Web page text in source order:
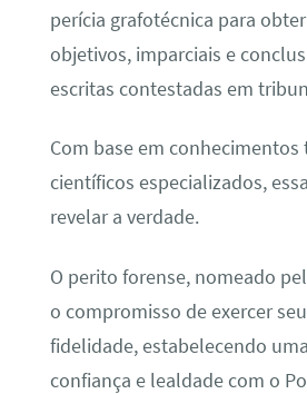
perícia grafotécnica para
objetivos, imparciais e
escritas contestadas em
Com base em conhecimentos
científicos especializados,
revelar a verdade.
O perito forense, nomeado
o compromisso de exercer
fidelidade, estabelecendo
confiança e lealdade com o